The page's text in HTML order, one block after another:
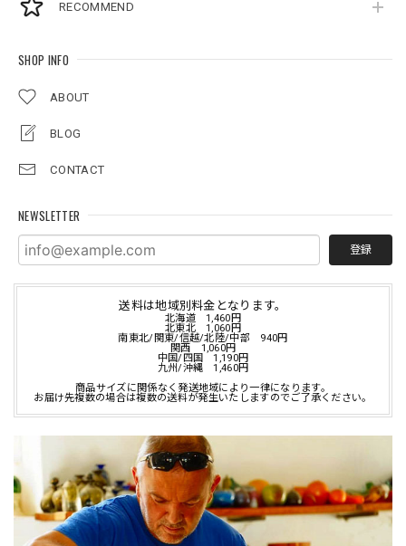
RECOMMEND
SHOP INFO
ABOUT
BLOG
CONTACT
NEWSLETTER
登録
送料は地域別料金となります。
北海道 1,460円
北東北 1,060円
南東北/関東/信越/北陸/中部 940円
関西 1,060円
中国/四国 1,190円
九州/沖縄 1,460円
商品サイズに関係なく発送地域により一律になります。
お届け先複数の場合は複数の送料が発生いたしますのでご了承ください。